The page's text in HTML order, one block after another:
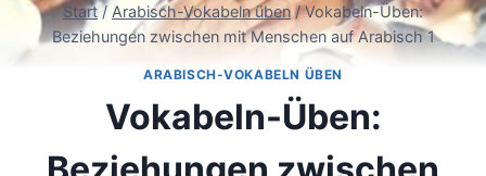
Start / Arabisch-Vokabeln üben / Vokabeln-Üben:
Beziehungen zwischen mit Menschen auf Arabisch 1
ARABISCH-VOKABELN ÜBEN
Vokabeln-Üben: